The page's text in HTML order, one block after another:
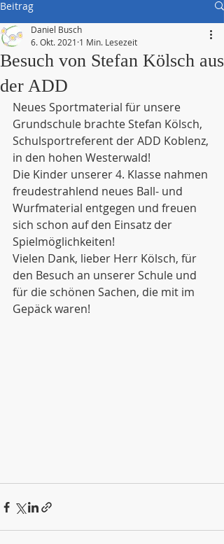
Beitrag
Besuch von Stefan Kölsch aus
der ADD
Daniel Busch
6. Okt. 2021 1 Min. Lesezeit
Neues Sportmaterial für unsere
Grundschule brachte Stefan Kölsch,
Schulsportreferent der ADD Koblenz,
in den hohen Westerwald!
Die Kinder unserer 4. Klasse nahmen
freudestrahlend neues Ball- und
Wurfmaterial entgegen und freuen
sich schon auf den Einsatz der
Spielmöglichkeiten!
Vielen Dank, lieber Herr Kölsch, für
den Besuch an unserer Schule und
für die schönen Sachen, die mit im
Gepäck waren!